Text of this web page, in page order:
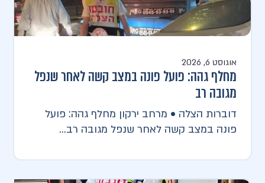
אוגוסט 6, 2026
מחלף גהה: פועל פונה במצב קשה לאחר שנפל
מגובה רב
דוברות הצלה • מרחב ירקון מחלף גהה: פועל
פונה במצב קשה לאחר שנפל מגובה רב...